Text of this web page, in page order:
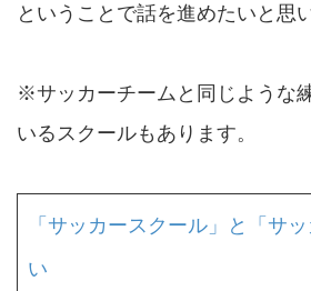
ということで話を進めたいと思
※サッカーチームと同じような
いるスクールもあります。
「サッカースクール」と「サ
い